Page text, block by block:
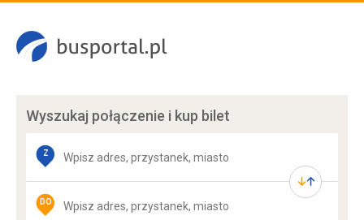
Wyszukaj połączenie i kup bilet
Z
DO